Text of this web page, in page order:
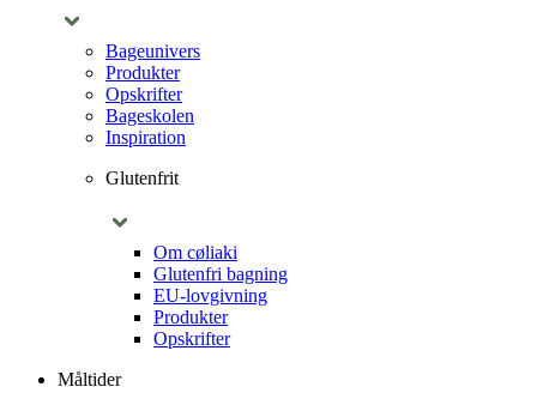
Bageunivers
Produkter
Opskrifter
Bageskolen
Inspiration
Glutenfrit
Om cøliaki
Glutenfri bagning
EU-lovgivning
Produkter
Opskrifter
Måltider